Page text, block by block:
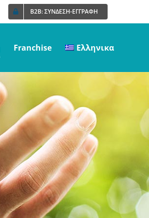
B2B: ΣΥΝΔΕΣΗ-ΕΓΓΡΑΦΗ
Franchise Ελληνικα